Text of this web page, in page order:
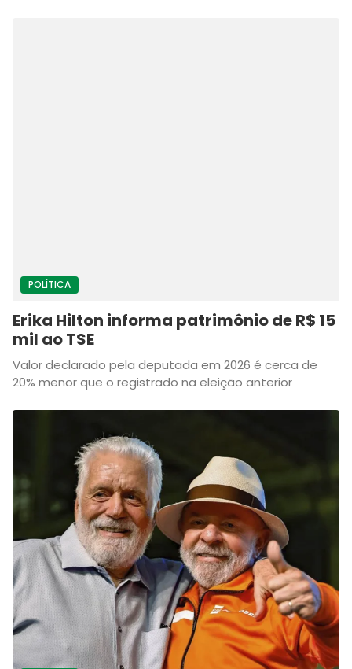
POLÍTICA
Erika Hilton informa patrimônio de R$ 15
mil ao TSE
Valor declarado pela deputada em 2026 é cerca de
20% menor que o registrado na eleição anterior